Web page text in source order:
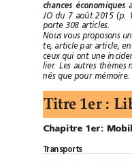
chances économiques
porte 308 articles.
nés que pour mémoire.
Transports